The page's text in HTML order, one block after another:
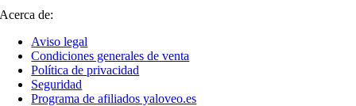
Acerca de:
Aviso legal
Condiciones generales de venta
Política de privacidad
Seguridad
Programa de afiliados yaloveo.es